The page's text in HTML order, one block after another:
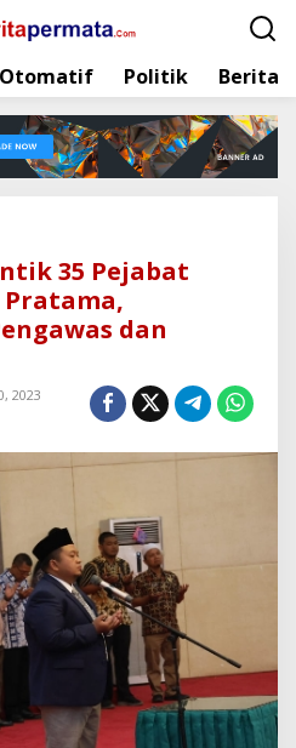
Otomatif Politik Berita
35 Pejabat
dan
2023